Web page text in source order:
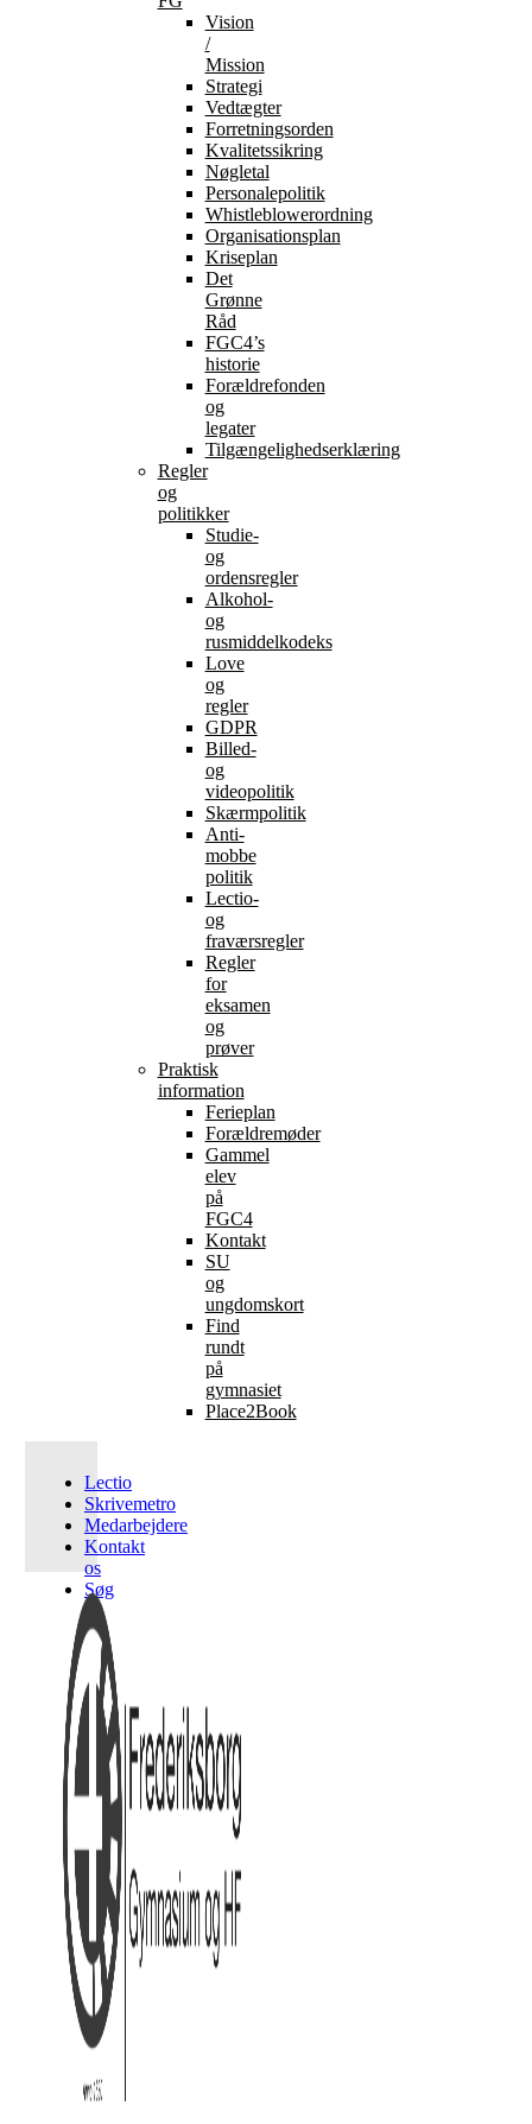
Vision
/
Mission
Strategi
Vedtægter
Forretningsorden
Kvalitetssikring
Nøgletal
Personalepolitik
Whistleblowerordning
Organisationsplan
Kriseplan
Det
Grønne
Råd
FGC4’s
historie
Forældrefonden
og
legater
Tilgængelighedserklæring
Regler
og
politikker
Studie-
og
ordensregler
Alkohol-
og
rusmiddelkodeks
Love
og
regler
GDPR
Billed-
og
videopolitik
Skærmpolitik
Anti-
mobbe
politik
Lectio-
og
fraværsregler
Regler
for
eksamen
og
prøver
Praktisk
information
Ferieplan
Forældremøder
Gammel
elev
på
FGC4
Kontakt
SU
og
ungdomskort
Find
rundt
på
gymnasiet
Place2Book
Lectio
Skrivemetro
Medarbejdere
Kontakt
os
Søg